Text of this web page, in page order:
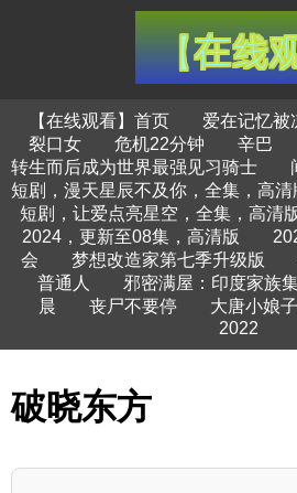
【在线观看】首页 爱在记忆被
裂口女
危机22分钟 辛巴
转生而后成为世界最强见习骑士
短剧，漫天星辰不及你，全集，高清
短剧，让爱点亮星空，全集，高清
2024，更新至08集，高清版
会
梦想改造家第七季升级版
普通人
邪密满屋：印度家族
晨
丧尸不要停 大唐小娘
2022
破晓东方